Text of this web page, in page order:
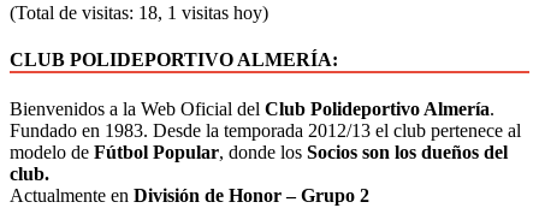
(Total de visitas: 18, 1 visitas hoy)
CLUB POLIDEPORTIVO ALMERÍA:
Bienvenidos a la Web Oficial del Club Polideportivo Almería.
Fundado en 1983. Desde la temporada 2012/13 el club pertenece al
modelo de Fútbol Popular, donde los Socios son los dueños del
club.
Actualmente en División de Honor – Grupo 2